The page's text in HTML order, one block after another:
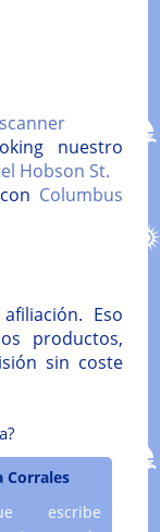
nuestro
Hobson St.
Columbus
Eso
productos,
sin coste
Corrales
escribe